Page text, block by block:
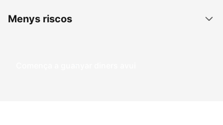
Menys riscos
Comença a guanyar diners avui